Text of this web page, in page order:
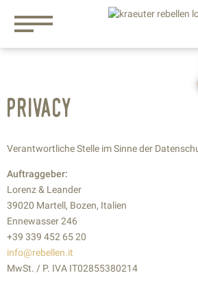
privacy
Verantwortliche Stelle im Sinne der
Auftraggeber:
Lorenz & Leander
39020 Martell, Bozen, Italien
Ennewasser 246
+39 339 452 65 20
info@rebellen.it
MwSt. / P. IVA IT02855380214